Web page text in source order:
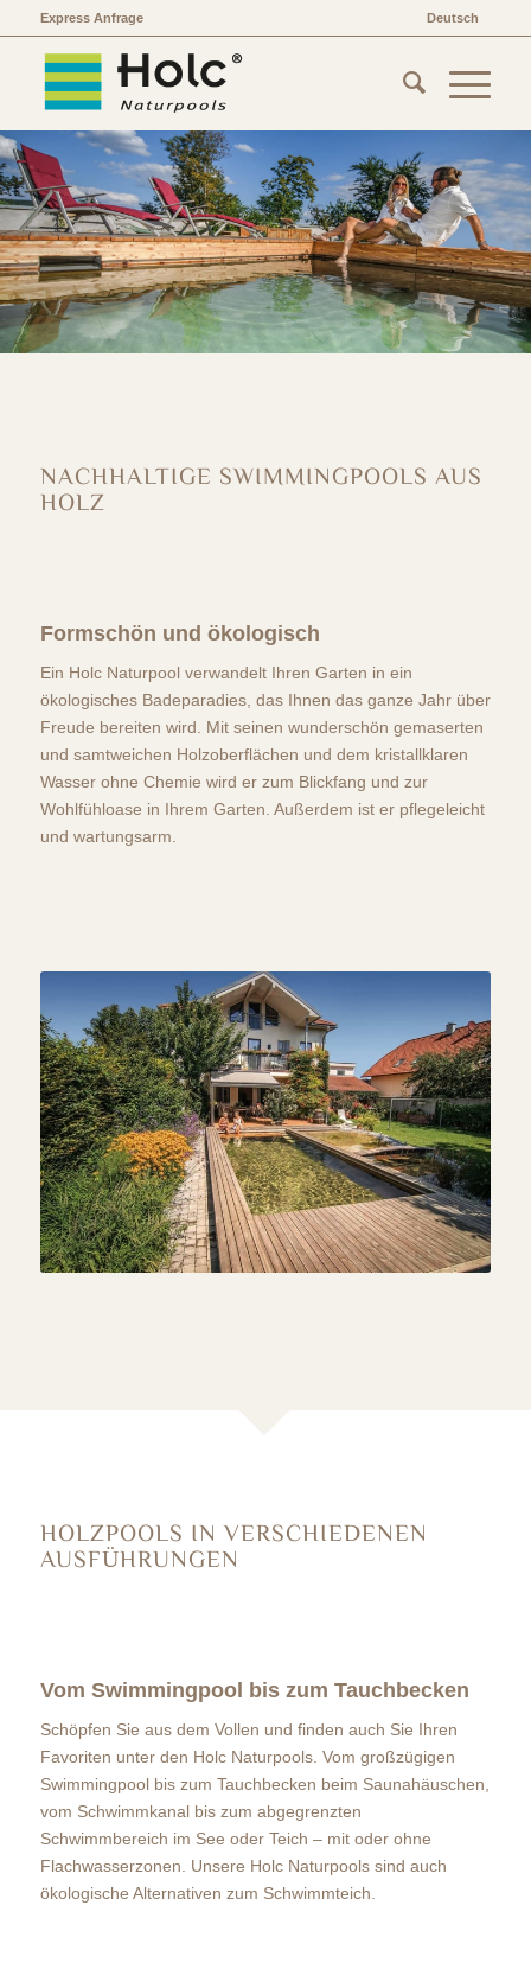
Deutsch
Express Anfrage
NACHHALTIGE SWIMMINGPOOLS AUS
HOLZ
Formschön und ökologisch
Ein Holc Naturpool verwandelt Ihren Garten in ein
ökologisches Badeparadies, das Ihnen das ganze Jahr über
Freude bereiten wird. Mit seinen wunderschön gemaserten
und samtweichen Holzoberflächen und dem kristallklaren
Wasser ohne Chemie wird er zum Blickfang und zur
Wohlfühloase in Ihrem Garten. Außerdem ist er pflegeleicht
und wartungsarm.
HOLZPOOLS IN VERSCHIEDENEN
AUSFÜHRUNGEN
Vom Swimmingpool bis zum Tauchbecken
Schöpfen Sie aus dem Vollen und finden auch Sie Ihren
Favoriten unter den Holc Naturpools. Vom großzügigen
Swimmingpool bis zum Tauchbecken beim Saunahäuschen,
vom Schwimmkanal bis zum abgegrenzten
Schwimmbereich im See oder Teich – mit oder ohne
Flachwasserzonen. Unsere Holc Naturpools sind auch
ökologische Alternativen zum Schwimmteich.